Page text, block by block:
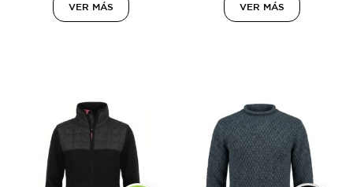
VER MÁS VER MÁS